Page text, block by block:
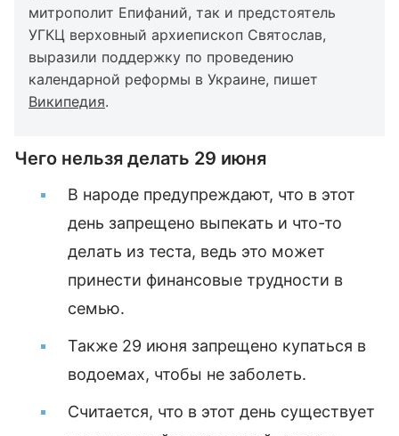
митрополит Епифаний, так и предстоятель
УГКЦ верховный архиепископ Святослав,
выразили поддержку по проведению
календарной реформы в Украине, пишет
Википедия.
Чего нельзя делать 29 июня
В народе предупреждают, что в этот
день запрещено выпекать и что-то
делать из теста, ведь это может
принести финансовые трудности в
семью.
Также 29 июня запрещено купаться в
водоемах, чтобы не заболеть.
Считается, что в этот день существует